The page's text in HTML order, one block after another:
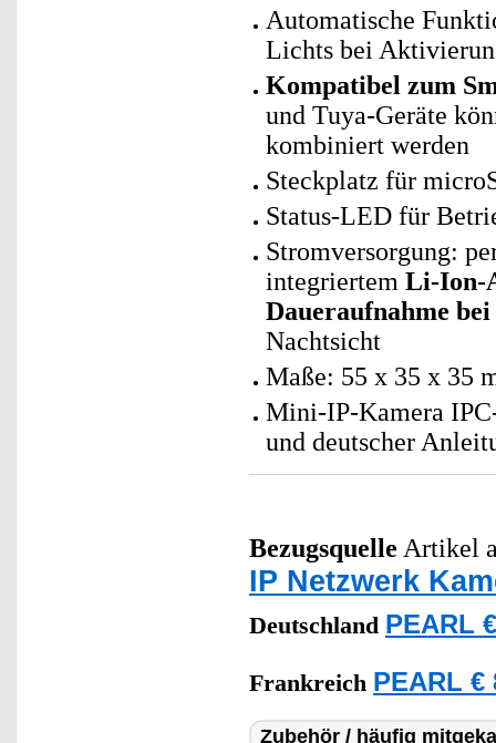
Automatische
Lichts bei
Kompatibel zum
und Tuya-Geräte
kombiniert werden
Steckplatz für
Status-LED für
Stromversorgung:
integriertem Li-Ion-
Daueraufnahme bei
Nachtsicht
Maße: 55 x 35 x 35
Mini-IP-Kamera
und deutscher
Bezugsquelle Artikel
IP Netzwerk
Deutschland PEARL
Frankreich PEARL €
Zubehör / häufig